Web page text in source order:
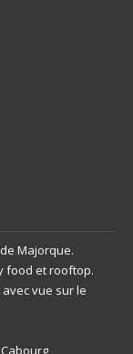
Majorque.
food et rooftop.
vue sur le